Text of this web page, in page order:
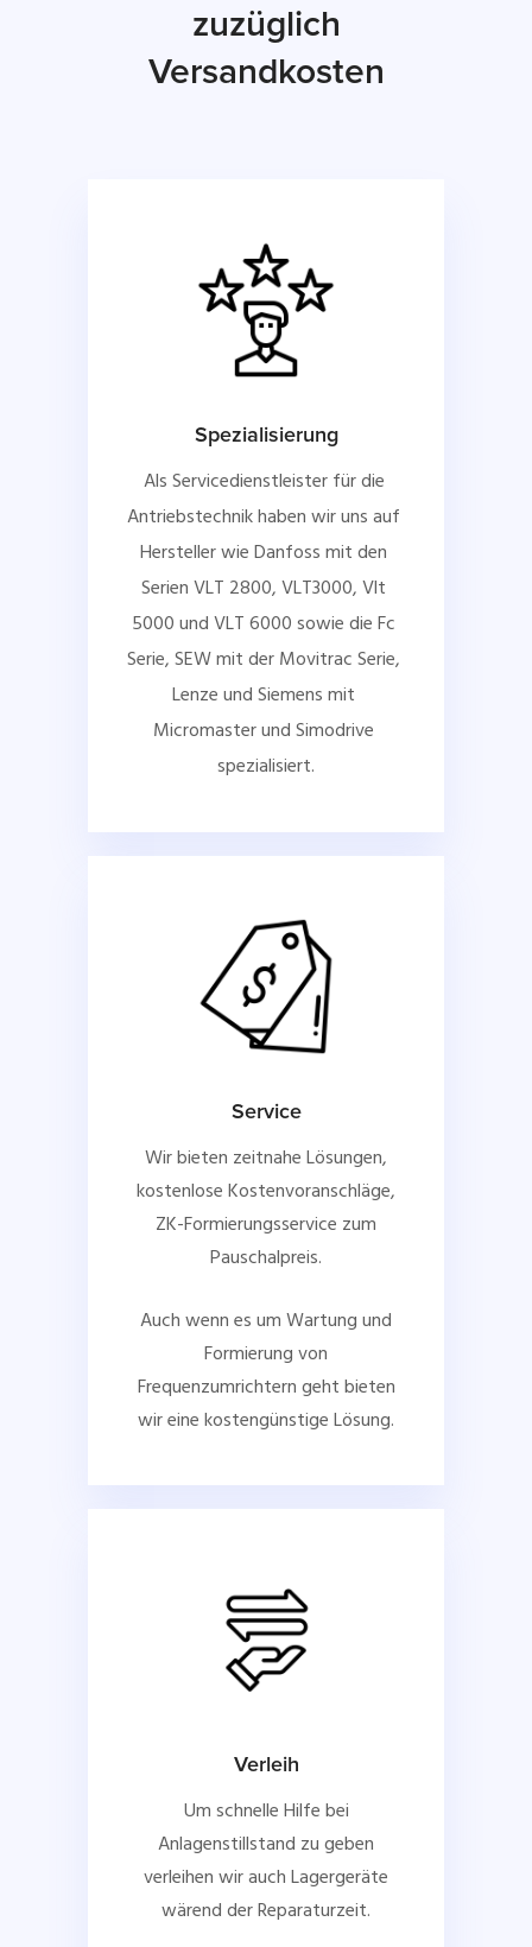
zuzüglich
Versandkosten
Spezialisierung
Als Servicedienstleister für die
Antriebstechnik haben wir uns auf
Hersteller wie Danfoss mit den
Serien VLT 2800, VLT3000, Vlt
5000 und VLT 6000 sowie die Fc
Serie, SEW mit der Movitrac Serie,
Lenze und Siemens mit
Micromaster und Simodrive
spezialisiert.
Service
Wir bieten zeitnahe Lösungen,
kostenlose Kostenvoranschläge,
ZK-Formierungsservice zum
Pauschalpreis.
Auch wenn es um Wartung und
Formierung von
Frequenzumrichtern geht bieten
wir eine kostengünstige Lösung.
Verleih
Um schnelle Hilfe bei
Anlagenstillstand zu geben
verleihen wir auch Lagergeräte
wärend der Reparaturzeit.